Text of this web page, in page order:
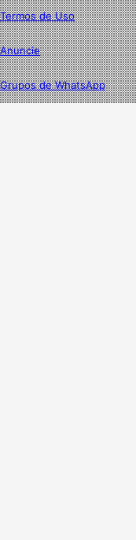
Termos de Uso
Anuncie
Grupos de WhatsApp